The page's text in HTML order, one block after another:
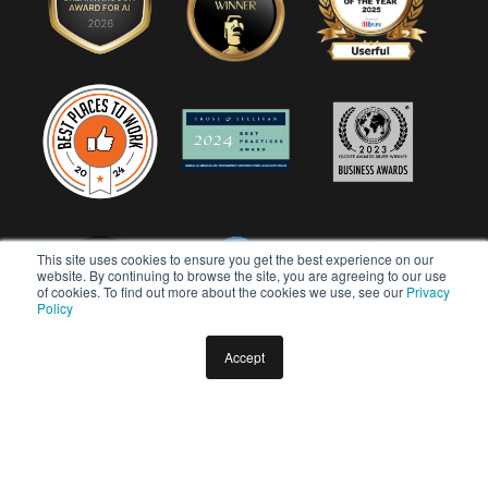
This site uses cookies to ensure you get the best experience on our
website. By continuing to browse the site, you are agreeing to our use
of cookies. To find out more about the cookies we use, see our Privacy
Policy
Accept